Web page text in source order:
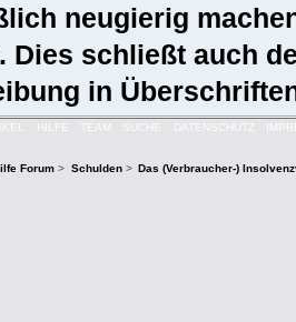
neugierig
Dies schließt auch
in
HILFE TEAM SUCHE DATENSCHUTZ
Forum > Schulden> Das (Verbraucher-)